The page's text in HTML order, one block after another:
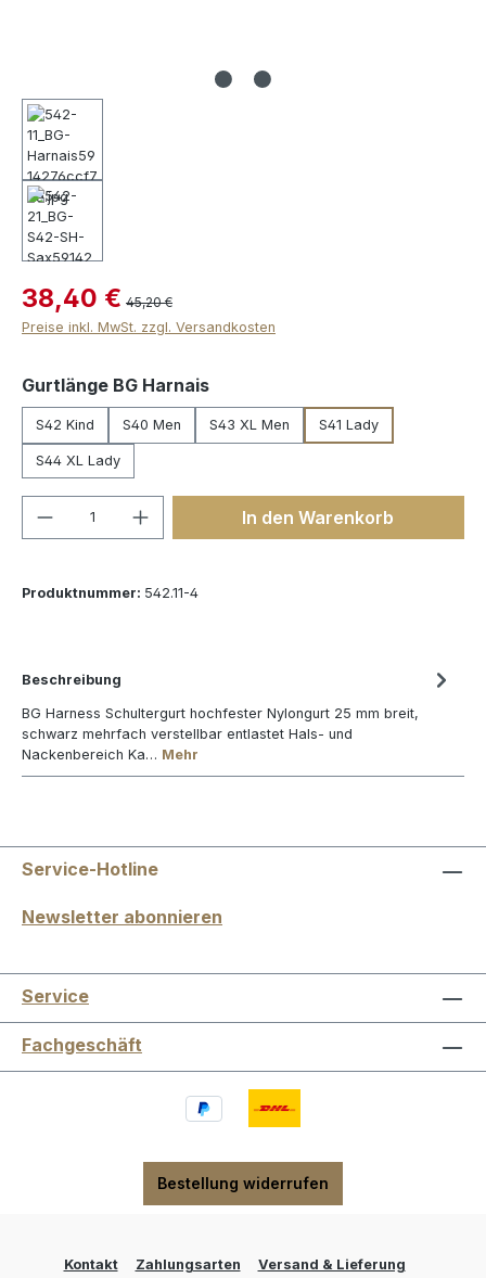
38,40 € 45,20 €
Preise inkl. MwSt. zzgl. Versandkosten
Gurtlänge BG Harnaisauswählen
S42 Kind S40 Men S43 XL Men S41 Lady
S44 XL Lady
Produkt Anzahl: Gib denIn den Warenkorb
Produktnummer: 542.11-4
Beschreibung
BG Harness Schultergurt hochfester Nylongurt 25 mm breit,
schwarz mehrfach verstellbar entlastet Hals- und
Nackenbereich Ka… Mehr
Service-Hotline
Newsletter abonnieren
Service
Fachgeschäft
Bestellung widerrufen
Kontakt Zahlungsarten Versand & Lieferung